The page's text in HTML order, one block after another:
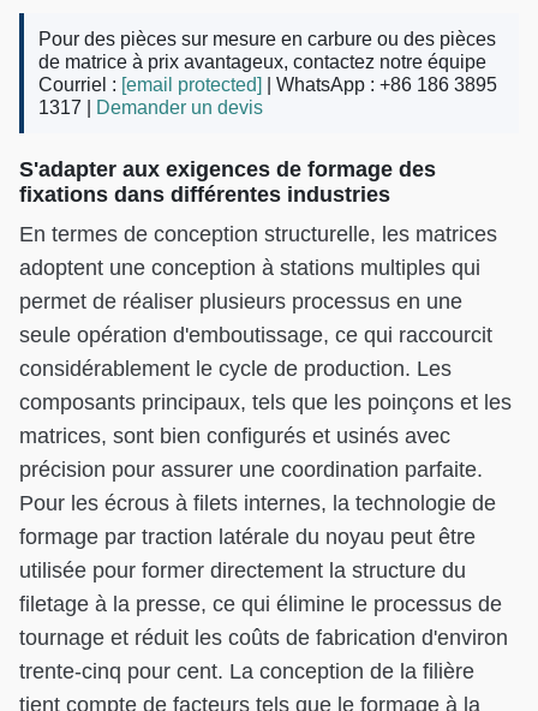
Pour des pièces sur mesure en carbure ou des pièces
de matrice à prix avantageux, contactez notre équipe
Courriel : [email protected]
| WhatsApp : +86 186 3895
1317 |
Demander un devis
S'adapter aux exigences de formage des
fixations dans différentes industries
En termes de conception structurelle, les matrices
adoptent une conception à stations multiples qui
permet de réaliser plusieurs processus en une
seule opération d'emboutissage, ce qui raccourcit
considérablement le cycle de production. Les
composants principaux, tels que les poinçons et les
matrices, sont bien configurés et usinés avec
précision pour assurer une coordination parfaite.
Pour les écrous à filets internes, la technologie de
formage par traction latérale du noyau peut être
utilisée pour former directement la structure du
filetage à la presse, ce qui élimine le processus de
tournage et réduit les coûts de fabrication d'environ
trente-cinq pour cent. La conception de la filière
tient compte de facteurs tels que le formage à la